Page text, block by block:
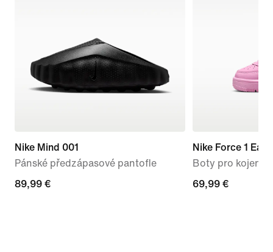
Nike Mind 001
Pánské předzápasové pantofle
89,99 €
89,99 €
Nike Force 1
Boty pro
69,99 €
69,99 €